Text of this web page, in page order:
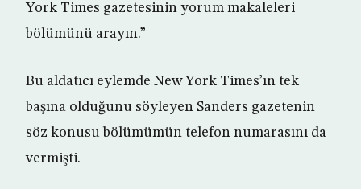
York Times gazetesinin yorum makaleleri
bölümünü arayın.”
Bu aldatıcı eylemde New York Times’ın tek
başına olduğunu söyleyen Sanders gazetenin
söz konusu bölümümün telefon numarasını da
vermişti.